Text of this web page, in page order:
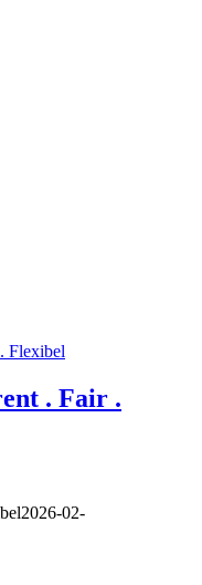
Flexibel
. Fair .
2026-02-